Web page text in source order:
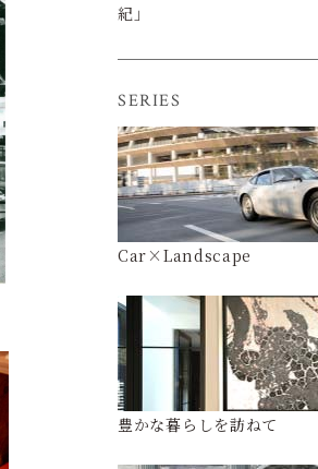
紀」
SERIES
Car×Landscape
豊かな暮らしを訪ねて